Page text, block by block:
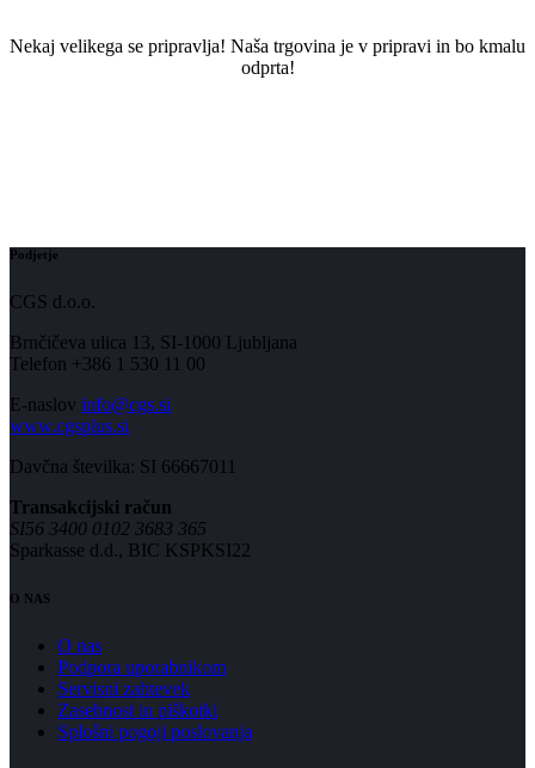
Nekaj ​​velikega se pripravlja! Naša trgovina je v pripravi in ​​bo kmalu
odprta!
Podjetje
CGS d.o.o.
Brnčičeva ulica 13, SI-1000 Ljubljana
Telefon +386 1 530 11 00
E-naslov info@cgs.si
www.cgsplus.si
Davčna številka: SI 66667011
Transakcijski račun
SI56 3400 0102 3683 365
Sparkasse d.d., BIC KSPKSI22
O NAS
O nas
Podpora uporabnikom
Servisni zahtevek
Zasebnost in piškotki
Splošni pogoji poslovanja